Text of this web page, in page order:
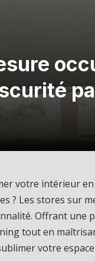
votre intérieur
? Les stores sur
Offrant une
tout en
votre